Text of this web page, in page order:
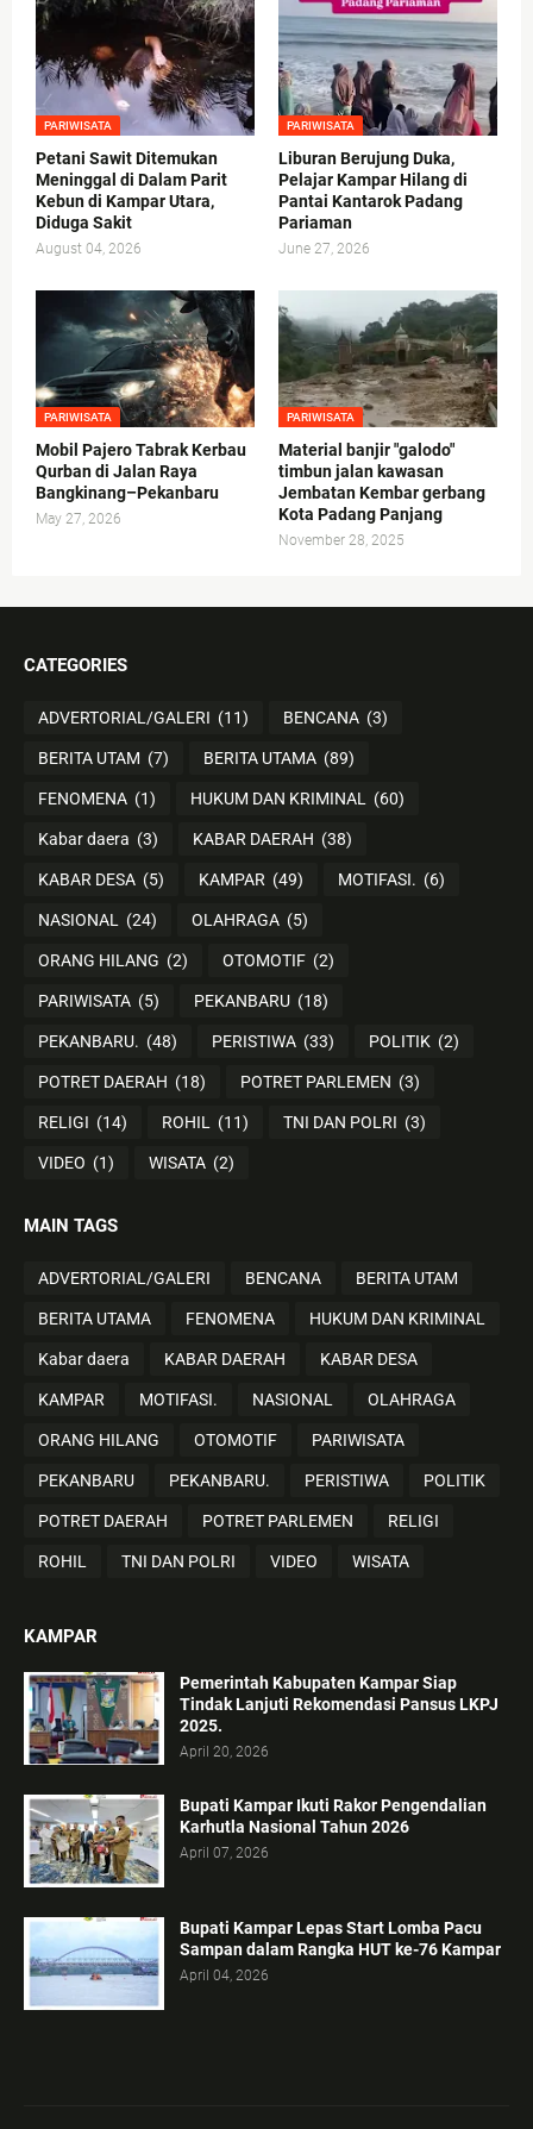
PARIWISATA
Petani Sawit Ditemukan
Meninggal di Dalam Parit
Kebun di Kampar Utara,
Diduga Sakit
August 04, 2026
PARIWISATA
Liburan Berujung Duka,
Pelajar Kampar Hilang di
Pantai Kantarok Padang
Pariaman
June 27, 2026
PARIWISATA
Mobil Pajero Tabrak Kerbau
Qurban di Jalan Raya
Bangkinang–Pekanbaru
May 27, 2026
PARIWISATA
Material banjir "galodo"
timbun jalan kawasan
Jembatan Kembar gerbang
Kota Padang Panjang
November 28, 2025
CATEGORIES
ADVERTORIAL/GALERI (11) BENCANA (3)
BERITA UTAM (7) BERITA UTAMA (89)
FENOMENA (1) HUKUM DAN KRIMINAL (60)
Kabar daera (3) KABAR DAERAH (38)
KABAR DESA (5) KAMPAR (49) MOTIFASI. (6)
NASIONAL (24) OLAHRAGA (5)
ORANG HILANG (2) OTOMOTIF (2)
PARIWISATA (5) PEKANBARU (18)
PEKANBARU. (48) PERISTIWA (33) POLITIK (2)
POTRET DAERAH (18) POTRET PARLEMEN (3)
RELIGI (14) ROHIL (11) TNI DAN POLRI (3)
VIDEO (1) WISATA (2)
MAIN TAGS
ADVERTORIAL/GALERI BENCANA BERITA UTAM
BERITA UTAMA FENOMENA HUKUM DAN KRIMINAL
Kabar daera KABAR DAERAH KABAR DESA
KAMPAR MOTIFASI. NASIONAL OLAHRAGA
ORANG HILANG OTOMOTIF PARIWISATA
PEKANBARU PEKANBARU. PERISTIWA POLITIK
POTRET DAERAH POTRET PARLEMEN RELIGI
ROHIL TNI DAN POLRI VIDEO WISATA
KAMPAR
Pemerintah Kabupaten Kampar Siap
Tindak Lanjuti Rekomendasi Pansus LKPJ
2025.
April 20, 2026
Bupati Kampar Ikuti Rakor Pengendalian
Karhutla Nasional Tahun 2026
April 07, 2026
Bupati Kampar Lepas Start Lomba Pacu
Sampan dalam Rangka HUT ke-76 Kampar
April 04, 2026